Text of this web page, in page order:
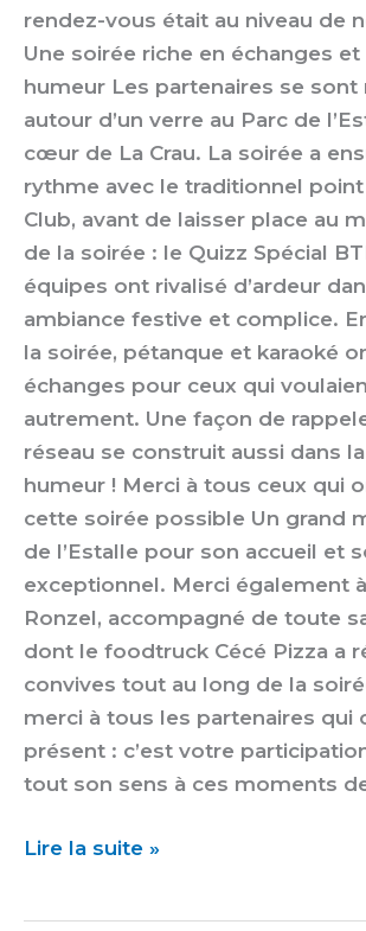
rendez-vous était au niveau de
Une soirée riche en échanges
humeur Les partenaires se sont
autour d’un verre au Parc de
cœur de La Crau. La soirée a
rythme avec le traditionnel
Club, avant de laisser place au
de la soirée : le Quizz Spécial
équipes ont rivalisé d’ardeur
ambiance festive et complice.
la soirée, pétanque et karaoké
échanges pour ceux qui
autrement. Une façon de
réseau se construit aussi dans
humeur ! Merci à tous ceux qui
cette soirée possible Un grand
de l’Estalle pour son accueil et
exceptionnel. Merci également
Ronzel, accompagné de toute
dont le foodtruck Cécé Pizza a
convives tout au long de la
merci à tous les partenaires qui
présent : c’est votre
tout son sens à ces moments
Lire la suite »